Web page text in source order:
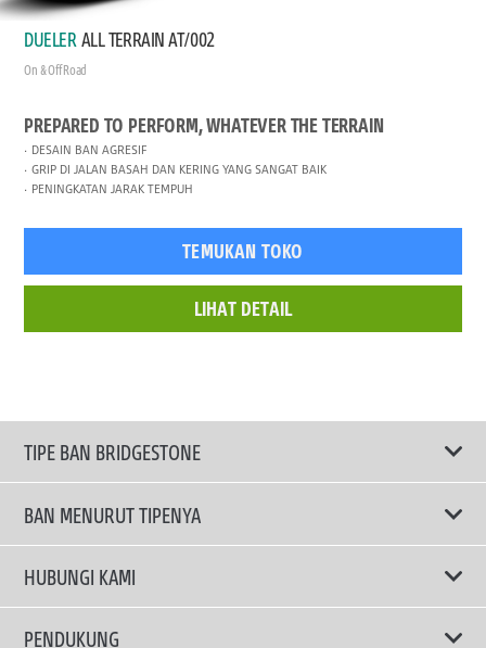
DUELER ALL TERRAIN AT/002
On & Off Road
PREPARED TO PERFORM, WHATEVER THE TERRAIN
DESAIN BAN AGRESIF
GRIP DI JALAN BASAH DAN KERING YANG SANGAT BAIK
PENINGKATAN JARAK TEMPUH
TEMUKAN TOKO
LIHAT DETAIL
TIPE BAN BRIDGESTONE
BAN MENURUT TIPENYA
Ban ENLITEN
Ban Performa
HUBUNGI KAMI
Email Kami
PENDUKUNG